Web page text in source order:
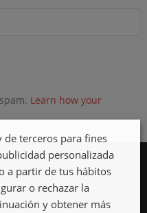
Learn how your
terceros para fines
personalizada
a partir de tus hábitos
o rechazar la
y obtener más